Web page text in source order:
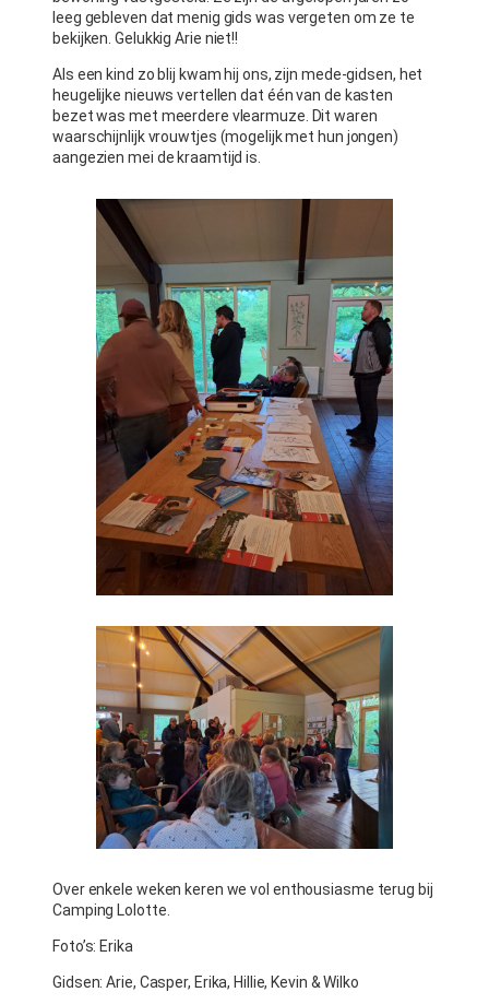
leeg gebleven dat menig gids was vergeten om ze te
bekijken. Gelukkig Arie niet!!
Als een kind zo blij kwam hij ons, zijn mede-gidsen, het
heugelijke nieuws vertellen dat één van de kasten
bezet was met meerdere vlearmuze. Dit waren
waarschijnlijk vrouwtjes (mogelijk met hun jongen)
aangezien mei de kraamtijd is.
Over enkele weken keren we vol enthousiasme terug bij
Camping Lolotte.
Foto’s: Erika
Gidsen: Arie, Casper, Erika, Hillie, Kevin & Wilko